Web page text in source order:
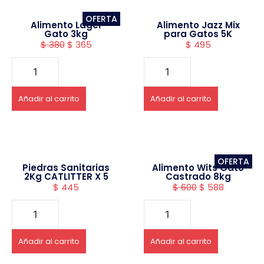
OFERTA
Alimento Lager
Gato 3kg
$380 $ 365
Añadir al carrito
Alimento Jazz Mix
para Gatos 5K
$ 495
Añadir al carrito
Piedras Sanitarias
2Kg CATLITTER X 5
$ 445
Añadir al carrito
OFERTA
Alimento Wits Gato
Castrado 8kg
$600 $ 588
Añadir al carrito